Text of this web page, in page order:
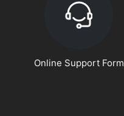
Online Support Form